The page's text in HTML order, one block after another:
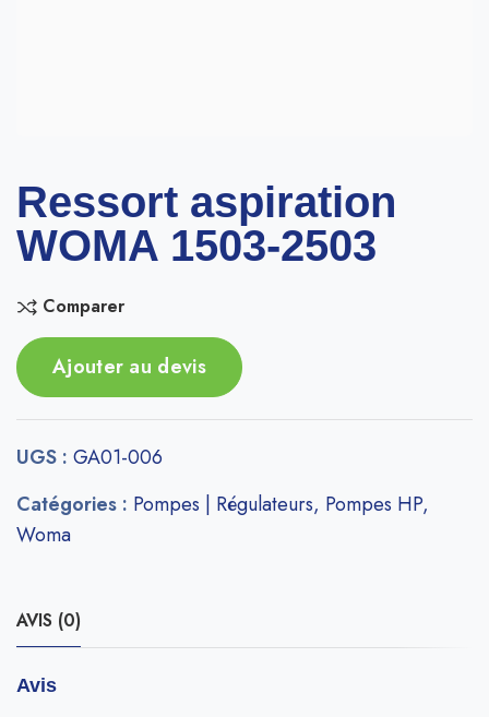
Ressort aspiration
WOMA 1503-2503
Comparer
Ajouter au devis
UGS : GA01-006
Catégories : Pompes | Régulateurs, Pompes HP,
Woma
AVIS (0)
Avis